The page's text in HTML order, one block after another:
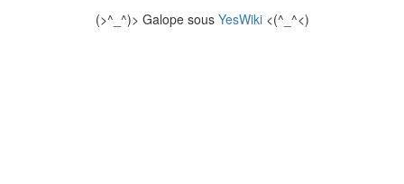
(>^_^)> Galope sous YesWiki<(^_^<)